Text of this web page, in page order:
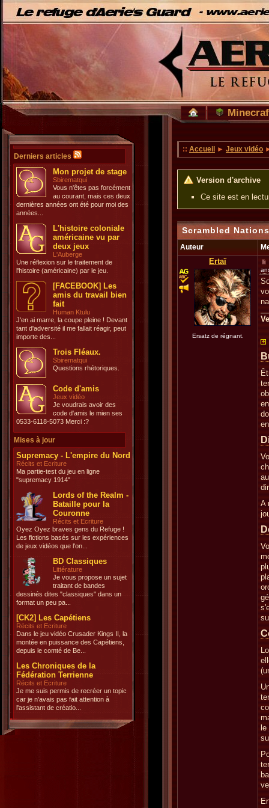
Derniers articles
Mon projet de stage
Sbirematqui
Vous n'êtes pas forcément
au courant, mais ces deux
dernières années ont été pour moi des
années...
L'histoire coloniale
américaine vu par
deux jeux
L'Auberge
Une réflexion sur le traitement de
l'histoire (américaine) par le jeu.
[FACEBOOK] Les
amis du travail bien
fait
Human Ktulu
J'en ai marre, la coupe pleine ! Devant
tant d'adversité il me fallait réagir, peut
importe des...
Trois Fléaux.
Sbirematqui
Questions rhétoriques.
Code d'amis
Jeux vidéo
Je voudrais avoir des
code d'amis le mien ses
0533-6118-5073 Merci :?
Mises à jour
Supremacy - L'empire du Nord
Récits et Ecriture
Ma partie-test du jeu en ligne
"supremacy 1914"
Lords of the Realm -
Bataille pour la
Couronne
Récits et Ecriture
Oyez Oyez braves gens du Refuge !
Les fictions basés sur les expériences
de jeux vidéos que l'on...
BD Classiques
Littérature
Je vous propose un sujet
traitant de bandes
dessinés dites "classiques" dans un
format un peu pa...
[CK2] Les Capétiens
Récits et Ecriture
Dans le jeu vidéo Crusader Kings II, la
montée en puissance des Capétiens,
depuis le comté de Be...
Les Chroniques de la
Fédération Terrienne
Récits et Ecriture
Je me suis permis de recréer un topic
car je n'avais pas fait attention à
l'assistant de créatio...
:: Accueil ► Jeux vidéo
Version d'archive
Ce site est en
Scrambled
Auteur
Ertaï
Ersatz de régnant.
A